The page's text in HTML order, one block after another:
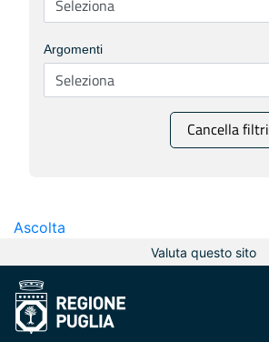
Argomenti
Cancella filtri
Ascolta
Valuta questo sito